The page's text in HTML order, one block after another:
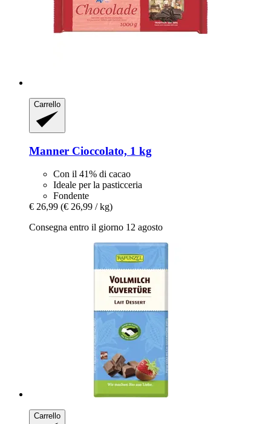
Carrello
Manner Cioccolato, 1 kg
Con il 41% di cacao
Ideale per la pasticceria
Fondente
€ 26,99 (€ 26,99 / kg)
Consegna entro il giorno 12 agosto
Carrello